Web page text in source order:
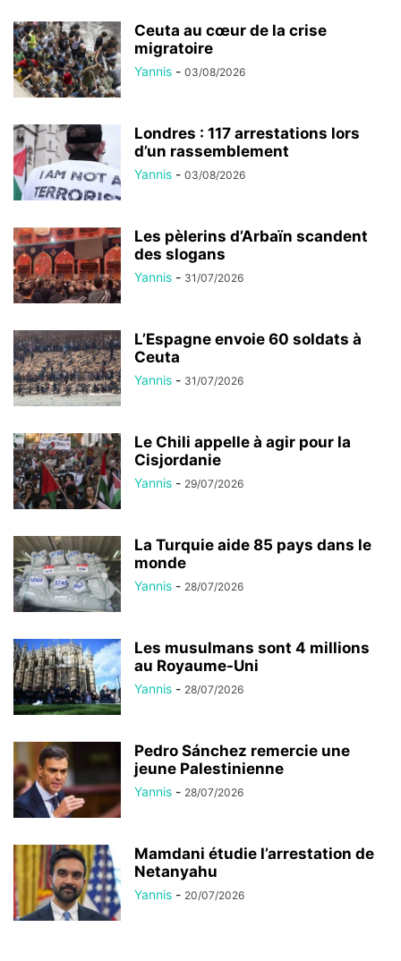
Ceuta au cœur de la crise
migratoire
Yannis - 03/08/2026
Londres : 117 arrestations lors
d’un rassemblement
Yannis - 03/08/2026
Les pèlerins d’Arbaïn scandent
des slogans
Yannis - 31/07/2026
L’Espagne envoie 60 soldats à
Ceuta
Yannis - 31/07/2026
Le Chili appelle à agir pour la
Cisjordanie
Yannis - 29/07/2026
La Turquie aide 85 pays dans le
monde
Yannis - 28/07/2026
Les musulmans sont 4 millions
au Royaume-Uni
Yannis - 28/07/2026
Pedro Sánchez remercie une
jeune Palestinienne
Yannis - 28/07/2026
Mamdani étudie l’arrestation de
Netanyahu
Yannis - 20/07/2026